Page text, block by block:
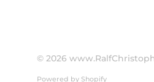
© 2026
Powered by Shopify